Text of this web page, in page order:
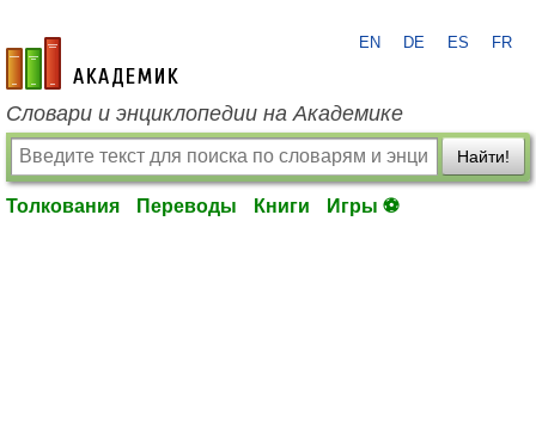
academic.ru
EN DE ES FR
Словари и энциклопедии на Академике
Найти!
Толкования Переводы Книги Игры ⚽